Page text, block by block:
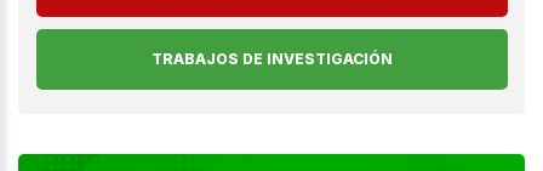
TRABAJOS DE INVESTIGACIÓN